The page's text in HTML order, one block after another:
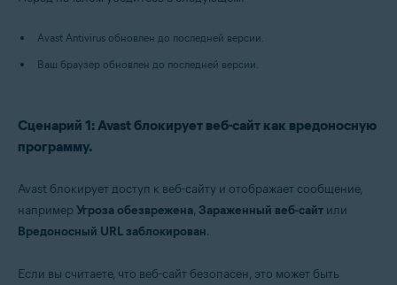
Avast Antivirus обновлен до последней версии.
Ваш браузер обновлен до последней версии.
Сценарий 1: Avast блокирует веб-сайт как вредоносную
программу.
Avast блокирует доступ к веб-сайту и отображает сообщение,
напримерУгроза обезврежена, Зараженный веб-сайт или
Вредоносный URL заблокирован.
Если вы считаете, что веб-сайт безопасен, это может быть